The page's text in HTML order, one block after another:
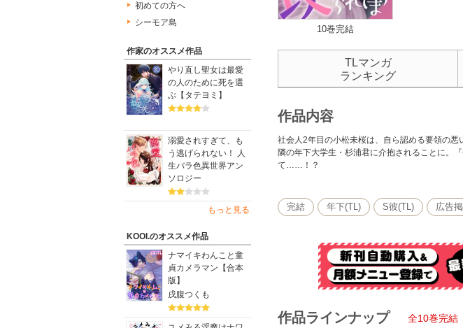
初めての方へ
シーモア島
作家のオススメ作品
やり直し聖女は最愛
の人のために死を選
ぶ【タテヨミ】
溺愛されすぎて、も
う逃げられない！ 人
生バラ色異世界アン
ソロジー
もっと見る
KOOI.のオススメ作品
ナマイキわんこと童
貞カメラマン【合本
版】
戌腹つくも
10巻完結
TLマンガ
ランキング
作品内容
社会人2年目の小松未桜は、自ら認める要領の
隣の年下大学生・杉浦君に介抱されることに。
て……！？
完結 年下(TL) S彼(TL) 広告
作品ラインナップ 全10巻完結